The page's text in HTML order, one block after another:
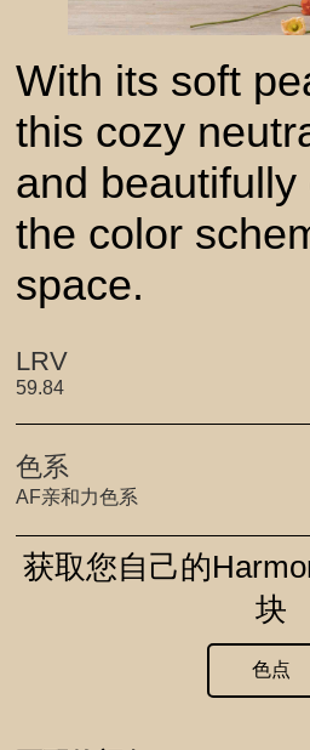
With its soft
this cozy
and
the color
space.
LRV
59.84
色系
AF亲和力色系
获取您自己的
块
色点